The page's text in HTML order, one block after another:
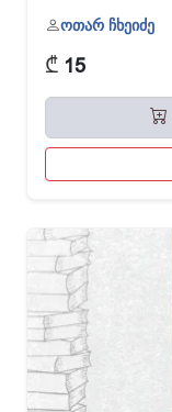
ოთარ ჩხეიძე
₾ 15